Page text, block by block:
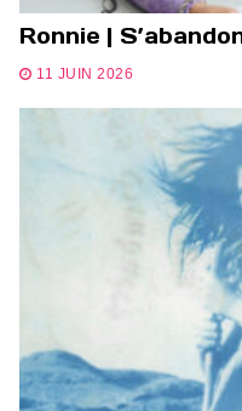
Ronnie |
11 JUIN 2026